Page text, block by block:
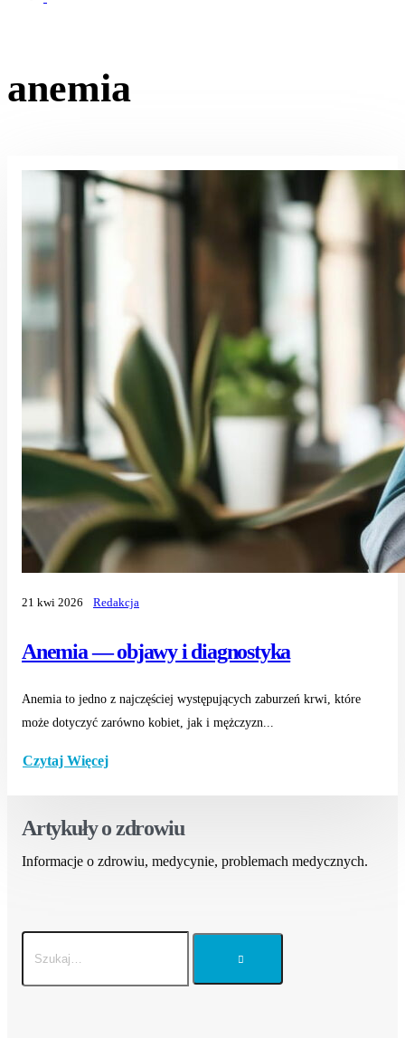
anemia
Anemia — objawy i diagnostyka
21 kwi 2026 Redakcja
Anemia to jedno z najczęściej występujących zaburzeń krwi, które
może dotyczyć zarówno kobiet, jak i mężczyzn...
Czytaj Więcej
Artykuły o zdrowiu
Informacje o zdrowiu, medycynie, problemach medycznych.